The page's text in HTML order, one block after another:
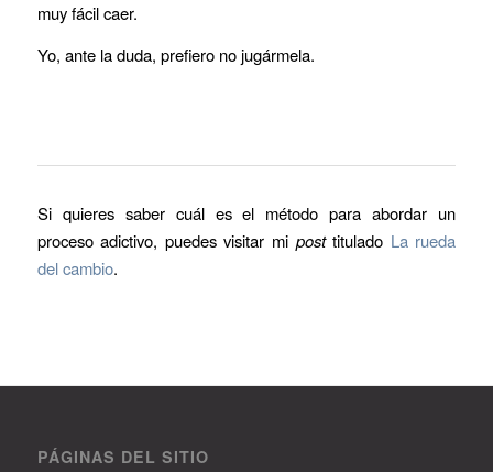
muy fácil caer.
Yo, ante la duda, prefiero no jugármela.
Si quieres saber cuál es el método para abordar un
proceso adictivo, puedes visitar mi posttitulado La rueda
del cambio.
PÁGINAS DEL SITIO